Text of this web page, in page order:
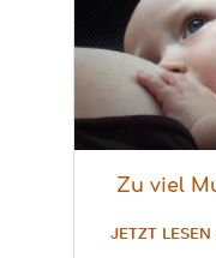
Zu viel
JETZT LESEN